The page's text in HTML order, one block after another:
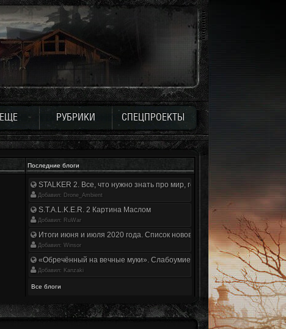
ЕЩЕ РУБРИКИ СПЕЦПРОЕКТЫ
Последние блоги
STALKER 2. Все, что нужно знать про мир, геймплей и сюжет | Разбор
Добавил: Drone_Ambient
S.T.A.L.K.E.R. 2 Картина Маслом
Добавил: RuWar
Итоги июня и июля 2020 года. Список нововведений
Добавил: Winsor
«Обречённый на вечные муки». Слабоумие и отвага
Добавил: Kanzaki
Все блоги